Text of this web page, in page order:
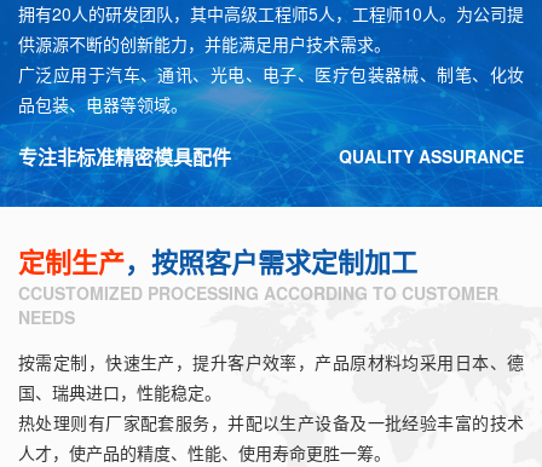
拥有20人的研发团队，其中高级工程师5人，工程师10人。为公司提
供源源不断的创新能力，并能满足用户技术需求。
广泛应用于汽车、通讯、光电、电子、医疗包装器械、制笔、化妆
品包装、电器等领域。
专注非标准精密模具配件 QUALITY ASSURANCE
定制生产，按照客户需求定制加工
CCUSTOMIZED PROCESSING ACCORDING TO CUSTOMER
NEEDS
按需定制，快速生产，提升客户效率，产品原材料均采用日本、德
国、瑞典进口，性能稳定。
热处理则有厂家配套服务，并配以生产设备及一批经验丰富的技术
人才，使产品的精度、性能、使用寿命更胜一筹。